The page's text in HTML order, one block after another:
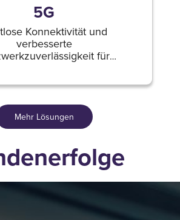
5G
Konnektivität und
verbesserte
für
Mehr Lösungen